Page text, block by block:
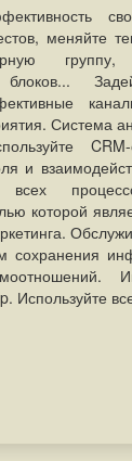
меняйте
группу,
Система
и
всех
которой
сохранения
Используйте